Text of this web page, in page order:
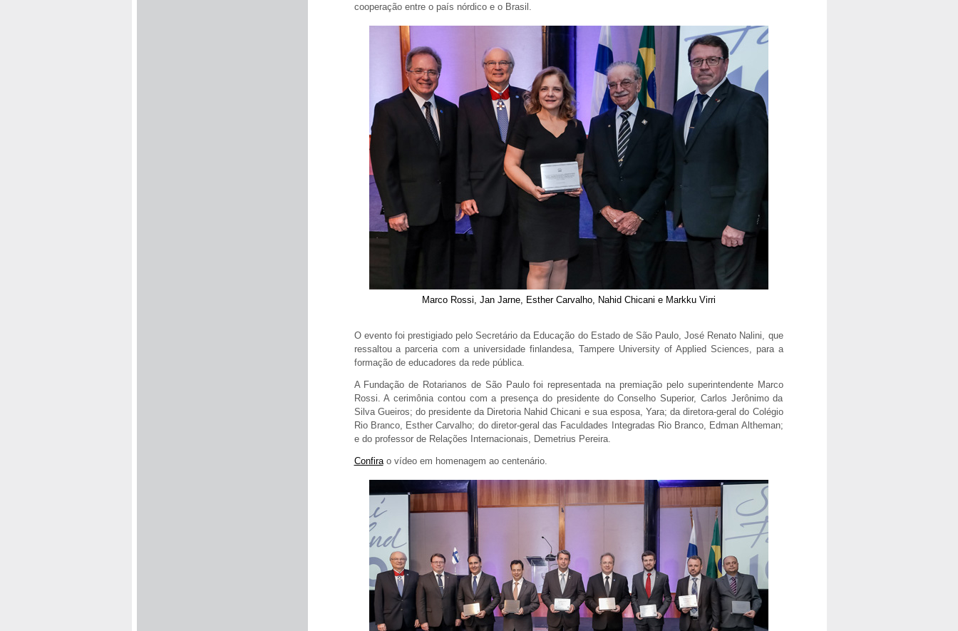
cooperação entre o país nórdico e o Brasil.
Marco Rossi, Jan Jarne, Esther Carvalho, Nahid Chicani e Markku Virri
O evento foi prestigiado pelo Secretário da Educação do Estado de São Paulo, José Renato Nalini, que
ressaltou a parceria com a universidade finlandesa, Tampere University of Applied Sciences, para a
formação de educadores da rede pública.
A Fundação de Rotarianos de São Paulo foi representada na premiação pelo superintendente Marco
Rossi. A cerimônia contou com a presença do presidente do Conselho Superior, Carlos Jerônimo da
Silva Gueiros; do presidente da Diretoria Nahid Chicani e sua esposa, Yara; da diretora-geral do Colégio
Rio Branco, Esther Carvalho; do diretor-geral das Faculdades Integradas Rio Branco, Edman Altheman;
e do professor de Relações Internacionais, Demetrius Pereira.
Confirao vídeo em homenagem ao centenário.